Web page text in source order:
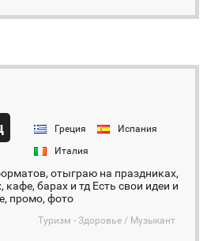
Греция
Испания
Италия
отыграю на праздниках,
кафе, барах и тд Есть свои идеи и
промо, фото
Туризм - Здоровье / Музыкант